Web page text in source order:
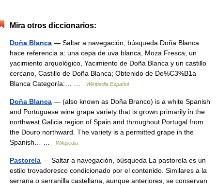
Mira otros diccionarios:
Doña Blanca — Saltar a navegación, búsqueda Doña Blanca
hace referencia a: una cepa de uva blanca, Moza Fresca; un
yacimiento arquológico, Yacimiento de Doña Blanca y un castillo
cercano, Castillo de Doña Blanca; Obtenido de Do%C3%B1a
Blanca Categoría:… …
Wikipedia Español
Doña Blanca — (also known as Doña Branco) is a white Spanish
and Portuguese wine grape variety that is grown primarily in the
northwest Galicia region of Spain and throughout Portugal from
the Douro northward. The variety is a permitted grape in the
Spanish… …
Wikipedia
Pastorela — Saltar a navegación, búsqueda La pastorela es un
estilo trovadoresco condicionado por el contenido. Similares a la
serrana o serranilla castellana, aunque anteriores, se conservan